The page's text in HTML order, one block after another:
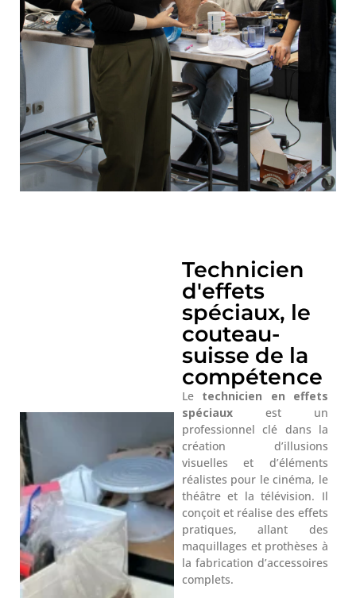
Technicien
d'effets
spéciaux, le
couteau-
suisse de la
compétence
Le technicien en effets
spéciauxest un
professionnel clé dans la
création d’illusions
visuelles et d’éléments
réalistes pour le cinéma, le
théâtre et la télévision. Il
conçoit et réalise des effets
pratiques, allant des
maquillages et prothèses à
la fabrication d’accessoires
complets.